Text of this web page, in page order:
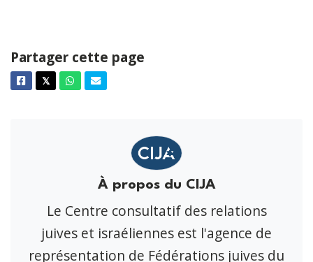
Partager cette page
Facebook
𝕏TwitterWhatsappCourriel
À propos du CIJA
Le Centre consultatif des relations
juives et israéliennes est l'agence de
représentation de Fédérations juives du